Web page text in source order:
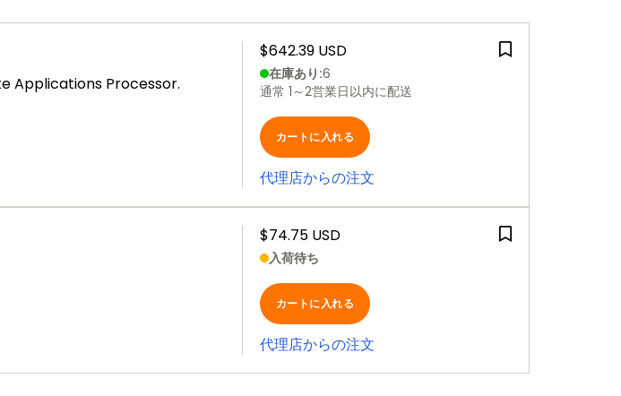
Applications Processor.
$642.39 USD
在庫あり :6
通常 1～2営業日以内に配送
カートに入れる
代理店からの注文
$74.75 USD
入荷待ち
カートに入れる
代理店からの注文